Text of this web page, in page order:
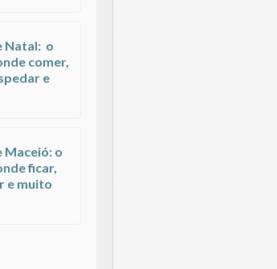
Natal: o
comer,
e
Maceió: o
ficar,
e muito